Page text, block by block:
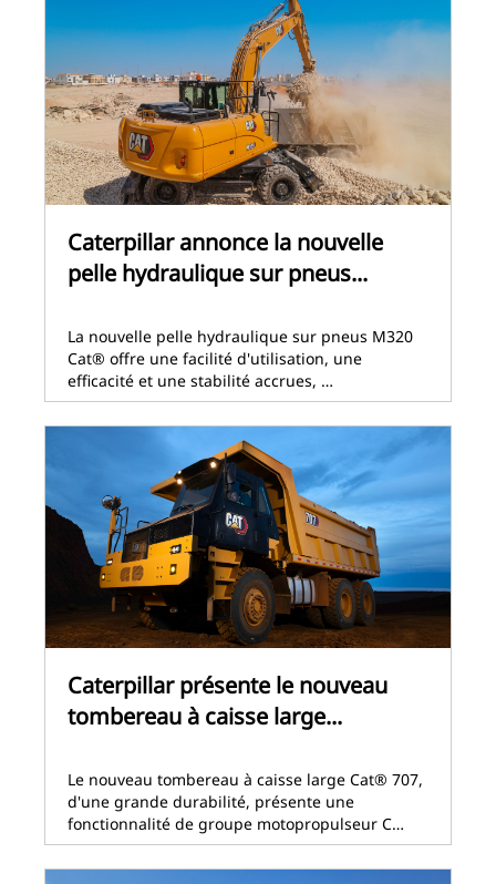
Caterpillar annonce la nouvelle
pelle hydraulique sur pneus...
La nouvelle pelle hydraulique sur pneus M320
Cat® offre une facilité d'utilisation, une
efficacité et une stabilité accrues, …
Caterpillar présente le nouveau
tombereau à caisse large...
Le nouveau tombereau à caisse large Cat® 707,
d'une grande durabilité, présente une
fonctionnalité de groupe motopropulseur C…